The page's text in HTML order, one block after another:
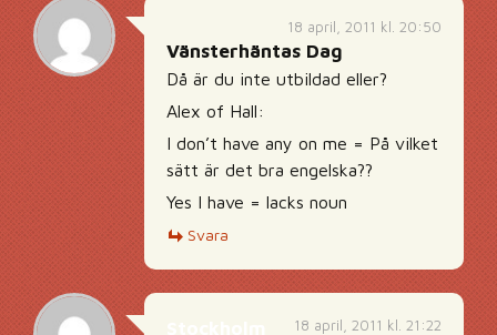
18 april, 2011 kl. 20:50
Vänsterhäntas Dag
Då är du inte utbildad eller?
Alex of Hall:
I don’t have any on me = På vilket
sätt är det bra engelska??
Yes I have = lacks noun
Svara
18 april, 2011 kl. 21:22